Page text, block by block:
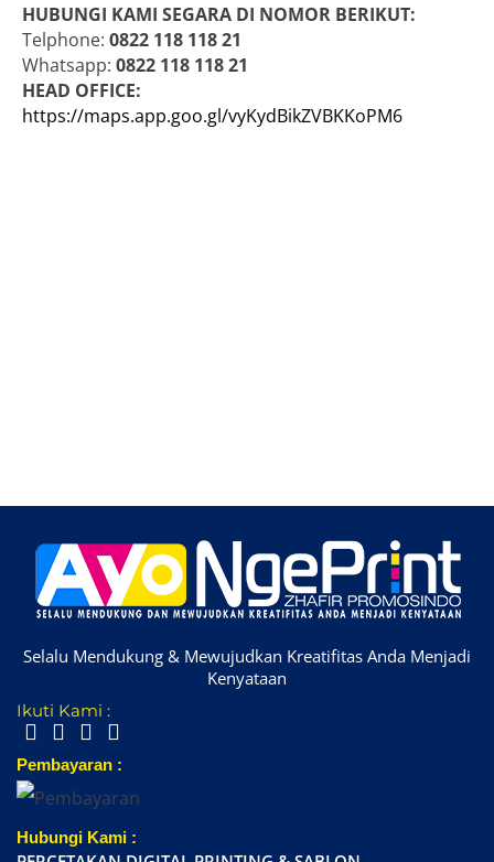
HUBUNGI KAMI SEGARA DI NOMOR BERIKUT:
Telphone: 0822 118 118 21
Whatsapp: 0822 118 118 21
HEAD OFFICE:
https://maps.app.goo.gl/vyKydBikZVBKKoPM6
Selalu Mendukung & Mewujudkan Kreatifitas Anda Menjadi
Kenyataan
Ikuti Kami :
Pembayaran :
Hubungi Kami :